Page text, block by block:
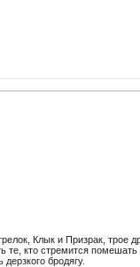
Клык и Призрак, трое
кто стремится
бродягу.